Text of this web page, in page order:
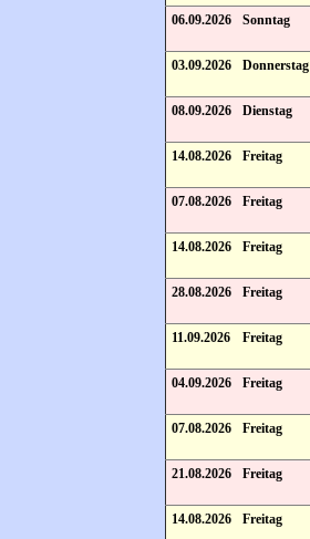
06.09.2026
Sonntag
03.09.2026 Donnerstag
08.09.2026 Dienstag
14.08.2026 Freitag
07.08.2026
Freitag
14.08.2026 Freitag
28.08.2026 Freitag
11.09.2026 Freitag
04.09.2026 Freitag
07.08.2026 Freitag
21.08.2026 Freitag
14.08.2026 Freitag